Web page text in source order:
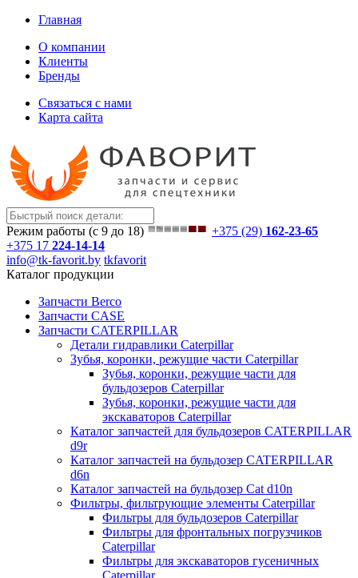
Главная
О компании
Клиенты
Бренды
Связаться с нами
Карта сайта
Режим работы (с 9 до 18) +375 (29) 162-23-65
+375 17 224-14-14
info@tk-favorit.by tkfavorit
Каталог продукции
Запчасти Berco
Запчасти CASE
Запчасти CATERPILLAR
Детали гидравлики Caterpillar
Зубья, коронки, режущие части Caterpillar
Зубья, коронки, режущие части для
бульдозеров Caterpillar
Зубья, коронки, режущие части для
экскаваторов Caterpillar
Каталог запчастей для бульдозеров CATERPILLAR
d9r
Каталог запчастей на бульдозер CATERPILLAR
d6n
Каталог запчастей на бульдозер Сat d10n
Фильтры, фильтрующие элементы Caterpillar
Фильтры для бульдозеров Caterpillar
Фильтры для фронтальных погрузчиков
Caterpillar
Фильтры для экскаваторов гусеничных
Caterpillar